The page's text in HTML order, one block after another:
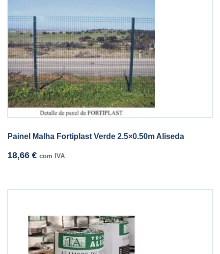
Painel Malha Fortiplast Verde 2.5×0.50m Aliseda
18,66 € com IVA